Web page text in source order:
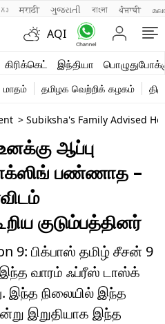
मराठी ગુજરાતી বাংলা ਪੰਜਾਬੀ
AQI
கிரிக்கெட் இந்தியா
மாதம் தமிழக வெற்றிக் கழகம்
> Subiksha's Family Advised
ஆப்பு
பண்ணாத –
குடும்பத்தினர்
9: பிக்பாஸ் தமிழ் சீசன் 9
இந்த வாரம் ஃப்ரீஸ் டாஸ்க்
இந்த நிலையில் இந்த
இறுதியாக இந்த